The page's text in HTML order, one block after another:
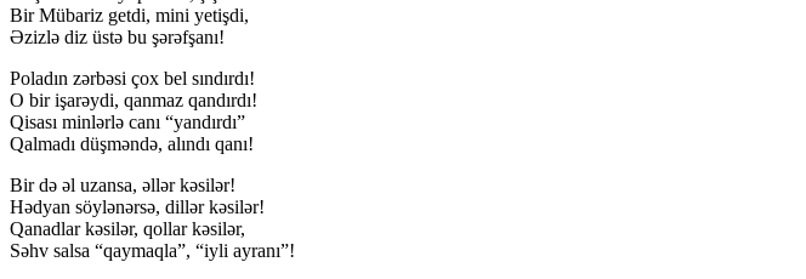
Bir Mübariz getdi, mini yetişdi,
Əzizlə diz üstə bu şərəfşanı!
Poladın zərbəsi çox bel sındırdı!
O bir işarəydi, qanmaz qandırdı!
Qisası minlərlə canı “yandırdı”
Qalmadı düşməndə, alındı qanı!
Bir də əl uzansa, əllər kəsilər!
Hədyan söylənərsə, dillər kəsilər!
Qanadlar kəsilər, qollar kəsilər,
Səhv salsa “qaymaqla”, “iyli ayranı”!